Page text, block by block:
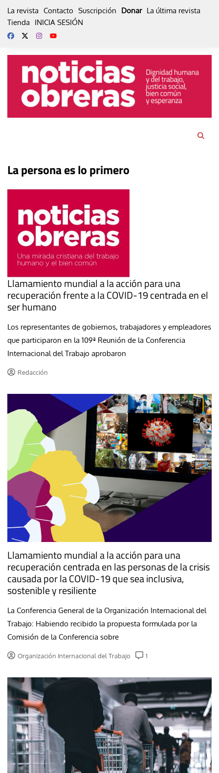
La revista Contacto Suscripción Donar La última revista
Tienda
INICIA SESIÓN
La persona es lo primero
Llamamiento mundial a la acción para una
recuperación frente a la COVID-19 centrada en el
ser humano
Los representantes de gobiernos, trabajadores y empleadores
que participaron en la 109ª Reunión de la Conferencia
Internacional del Trabajo aprobaron
Redacción
Llamamiento mundial a la acción para una
recuperación centrada en las personas de la crisis
causada por la COVID-19 que sea inclusiva,
sostenible y resiliente
La Conferencia General de la Organización Internacional del
Trabajo: Habiendo recibido la propuesta formulada por la
Comisión de la Conferencia sobre
Organización Internacional del Trabajo 1